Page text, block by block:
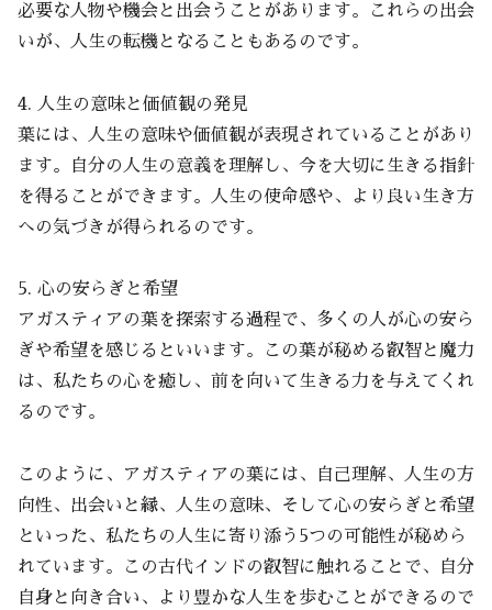
必要な人物や機会と出会うことがあります。これらの出会
いが、人生の転機となることもあるのです。
4. 人生の意味と価値観の発見
葉には、人生の意味や価値観が表現されていることがあり
ます。自分の人生の意義を理解し、今を大切に生きる指針
を得ることができます。人生の使命感や、より良い生き方
への気づきが得られるのです。
5. 心の安らぎと希望
アガスティアの葉を探索する過程で、多くの人が心の安ら
ぎや希望を感じるといいます。この葉が秘める叡智と魔力
は、私たちの心を癒し、前を向いて生きる力を与えてくれ
るのです。
このように、アガスティアの葉には、自己理解、人生の方
向性、出会いと縁、人生の意味、そして心の安らぎと希望
といった、私たちの人生に寄り添う5つの可能性が秘めら
れています。この古代インドの叡智に触れることで、自分
自身と向き合い、より豊かな人生を歩むことができるので